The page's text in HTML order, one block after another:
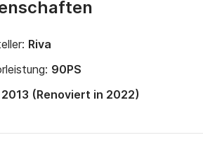
Riva
90PS
2013 (Renoviert in 2022)